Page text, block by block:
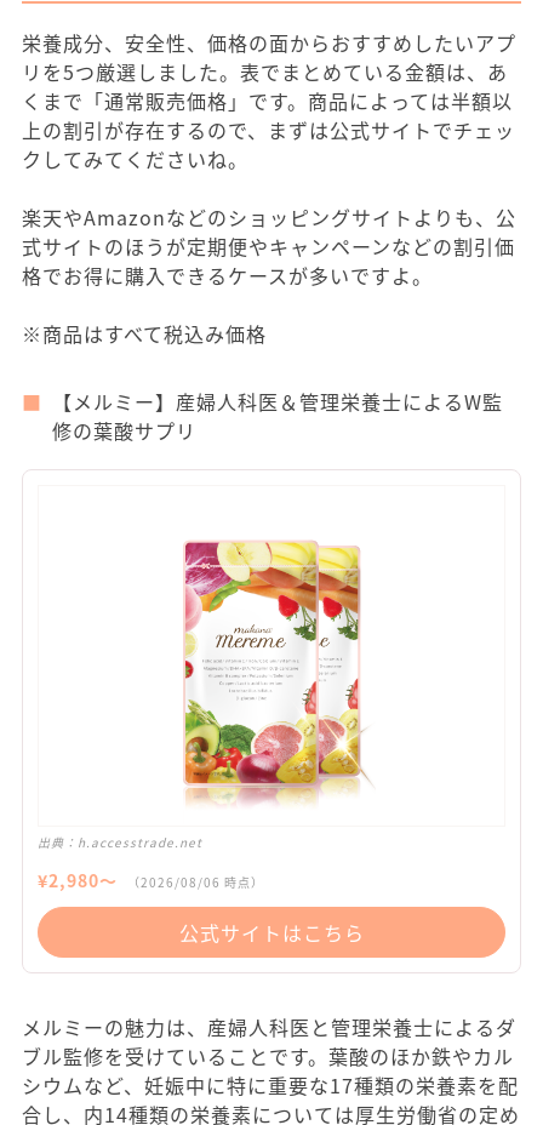
栄養成分、安全性、価格の面からおすすめしたいアプ
リを5つ厳選しました。表でまとめている金額は、あ
くまで「通常販売価格」です。商品によっては半額以
上の割引が存在するので、まずは公式サイトでチェッ
クしてみてくださいね。
楽天やAmazonなどのショッピングサイトよりも、公
式サイトのほうが定期便やキャンペーンなどの割引価
格でお得に購入できるケースが多いですよ。
※商品はすべて税込み価格
【メルミー】産婦人科医＆管理栄養士によるW監
修の葉酸サプリ
出典： h.accesstrade.net
¥2,980〜 （2026/08/06 時点）
公式サイトはこちら
メルミーの魅力は、産婦人科医と管理栄養士によるダ
ブル監修を受けていることです。葉酸のほか鉄やカル
シウムなど、妊娠中に特に重要な17種類の栄養素を配
合し、内14種類の栄養素については厚生労働省の定め